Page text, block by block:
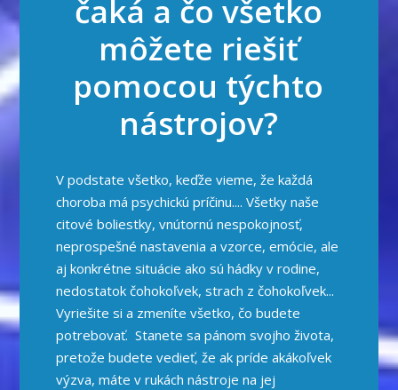
čaká a čo všetko
môžete riešiť
pomocou týchto
nástrojov?
V podstate všetko, keďže vieme, že každá
choroba má psychickú príčinu.... Všetky naše
citové boliestky, vnútornú nespokojnosť,
neprospešné nastavenia a vzorce, emócie, ale
aj konkrétne situácie ako sú hádky v rodine,
nedostatok čohokoľvek, strach z čohokoľvek...
Vyriešite si a zmeníte všetko, čo budete
potrebovať. Stanete sa pánom svojho života,
pretože budete vedieť, že ak príde akákoľvek
výzva, máte v rukách nástroje na jej